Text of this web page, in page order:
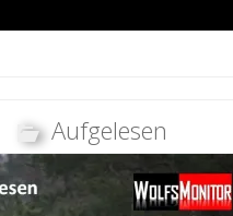
Aufgelesen